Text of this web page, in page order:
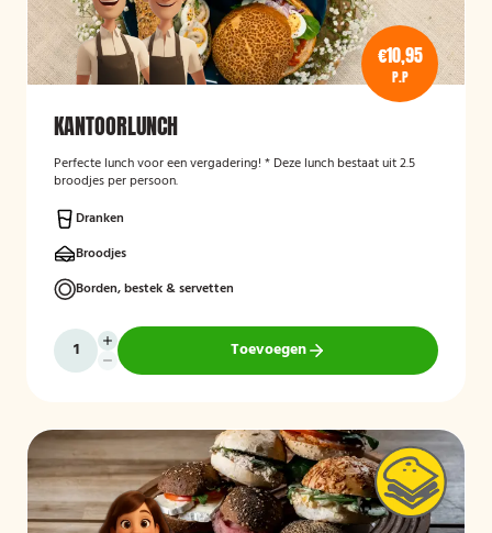
€10,95
P.P
KANTOORLUNCH
Perfecte lunch voor een vergadering! * Deze lunch bestaat uit 2.5
broodjes per persoon.
Dranken
Broodjes
Borden, bestek & servetten
Toevoegen